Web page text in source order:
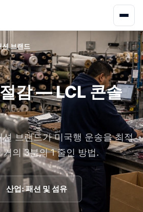
브랜드
감 — LCL 콘솔
브랜드가 미국행 운송을 최적
의 3분의 1 줄인 방법.
산업: 패션 및 섬유